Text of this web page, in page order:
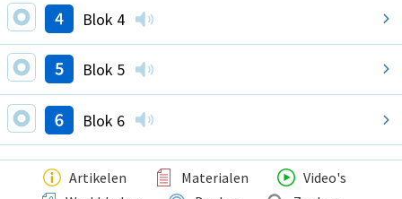
Blok 4
Blok 5
Blok 6
Artikelen Materialen
Video's